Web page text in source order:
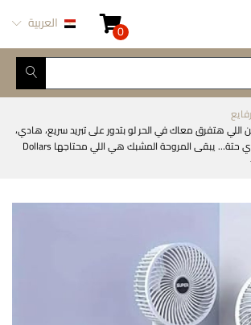
0 العربية
رفايع
اللي هتفرق معاك في الحر لو بتدور على تبريد سريع، هادي،
وسهل تشيله معاك في أي حتة… يبقى المروحة المشبك هي اللي محتاجها Dollars